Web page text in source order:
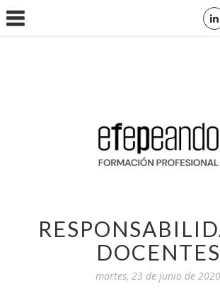
DOCENTES
martes, 23 de junio de 2020